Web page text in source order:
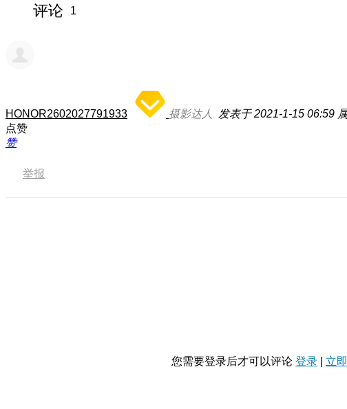
评论 1
HONOR2602027791933 摄影达人 发表于 2021-1-15 06:59
点赞
赞
举报
您需要登录后才可以评论 登录 立